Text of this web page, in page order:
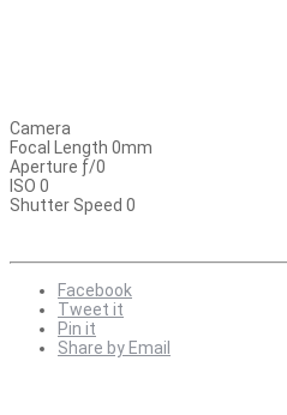
Camera
Focal Length 0mm
Aperture ƒ/0
ISO 0
Shutter Speed 0
Facebook
Tweet it
Pin it
Share by Email